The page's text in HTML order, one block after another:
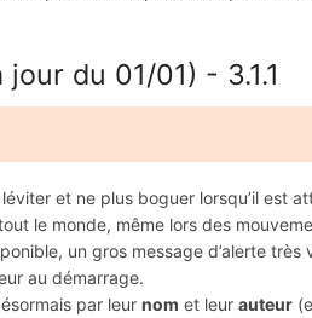
du 01/01) - 3.1.1
et ne plus boguer lorsqu’il est
le monde, même lors des
un gros message d’alerte très
au démarrage.
par leurnom et leurauteur